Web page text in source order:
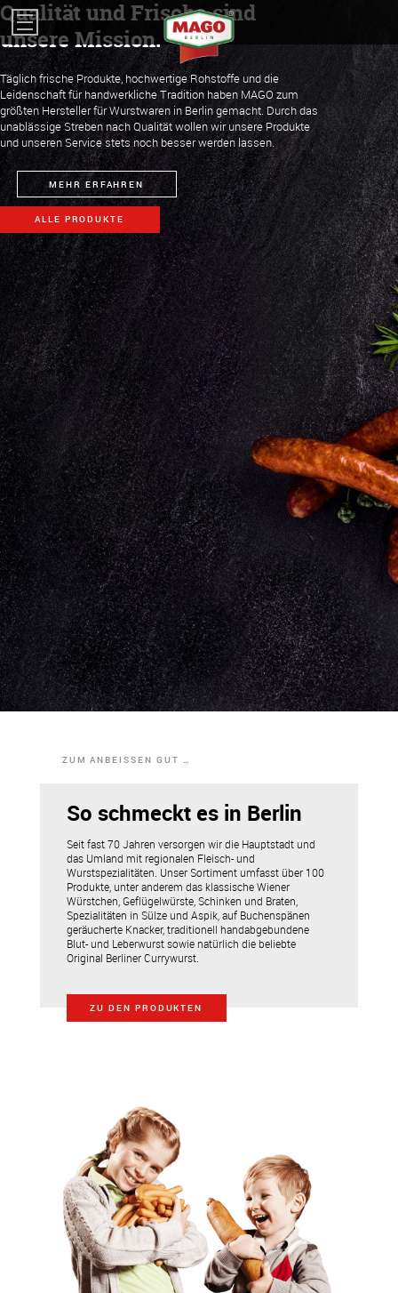
Qualität und Frische sind
unsere Mission.
Täglich frische Produkte, hochwertige Rohstoffe und die
Leidenschaft für handwerkliche Tradition haben MAGO zum
größten Hersteller für Wurstwaren in Berlin gemacht. Durch das
unablässige Streben nach Qualität wollen wir unsere Produkte
und unseren Service stets noch besser werden lassen.
MEHR ERFAHREN
ALLE PRODUKTE
ZUM ANBEISSEN GUT …
So schmeckt es in Berlin
Seit fast 70 Jahren versorgen wir die Hauptstadt und
das Umland mit regionalen Fleisch- und
Wurstspezialitäten. Unser Sortiment umfasst über 100
Produkte, unter anderem das klassische Wiener
Würstchen, Geflügelwürste, Schinken und Braten,
Spezialitäten in Sülze und Aspik, auf Buchenspänen
geräucherte Knacker, traditionell handabgebundene
Blut- und Leberwurst sowie natürlich die beliebte
Original Berliner Currywurst.
ZU DEN PRODUKTEN